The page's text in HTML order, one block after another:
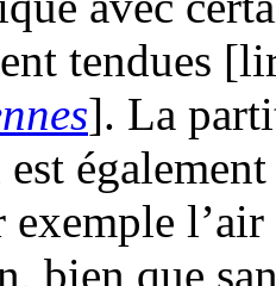
tendues
]. La
bien que